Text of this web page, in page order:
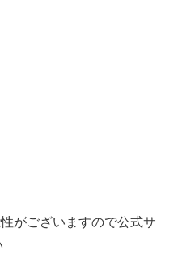
がございますので公式サ